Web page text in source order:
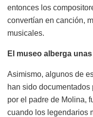
entonces los
convertían en canción,
musicales.
El museo alberga
Asimismo, algunos de
han sido
por el padre de Molina,
cuando los legendarios